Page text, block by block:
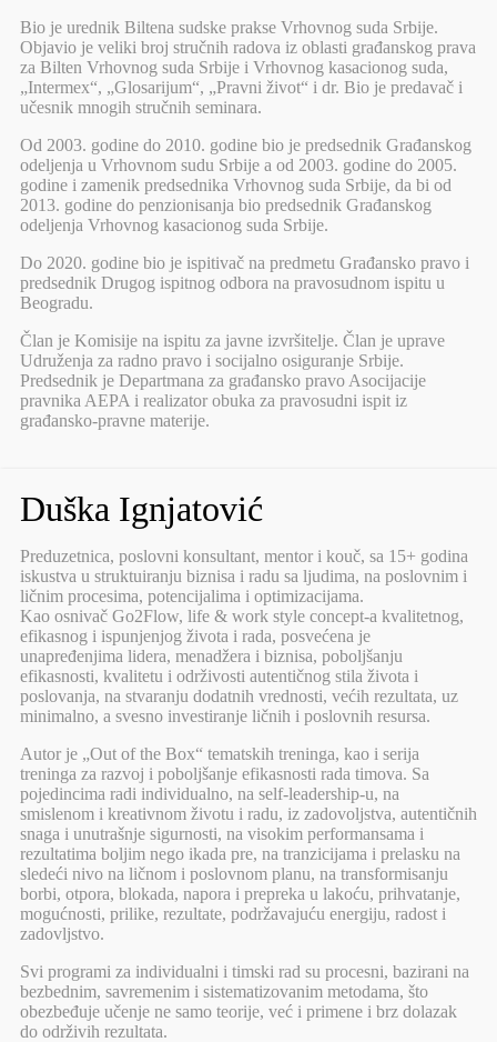
Bio je urednik Biltena sudske prakse Vrhovnog suda Srbije.
Objavio je veliki broj stručnih radova iz oblasti građanskog prava
za Bilten Vrhovnog suda Srbije i Vrhovnog kasacionog suda,
„Intermex“, „Glosarijum“, „Pravni život“ i dr. Bio je predavač i
učesnik mnogih stručnih seminara.
Od 2003. godine do 2010. godine bio je predsednik Građanskog
odeljenja u Vrhovnom sudu Srbije a od 2003. godine do 2005.
godine i zamenik predsednika Vrhovnog suda Srbije, da bi od
2013. godine do penzionisanja bio predsednik Građanskog
odeljenja Vrhovnog kasacionog suda Srbije.
Do 2020. godine bio je ispitivač na predmetu Građansko pravo i
predsednik Drugog ispitnog odbora na pravosudnom ispitu u
Beogradu.
Član je Komisije na ispitu za javne izvršitelje. Član je uprave
Udruženja za radno pravo i socijalno osiguranje Srbije.
Predsednik je Departmana za građansko pravo Asocijacije
pravnika AEPA i realizator obuka za pravosudni ispit iz
građansko-pravne materije.
Duška Ignjatović
Preduzetnica, poslovni konsultant, mentor i kouč, sa 15+ godina
iskustva u struktuiranju biznisa i radu sa ljudima, na poslovnim i
ličnim procesima, potencijalima i optimizacijama.
Kao osnivač Go2Flow, life & work style concept-a kvalitetnog,
efikasnog i ispunjenjog života i rada, posvećena je
unapređenjima lidera, menadžera i biznisa, poboljšanju
efikasnosti, kvalitetu i održivosti autentičnog stila života i
poslovanja, na stvaranju dodatnih vrednosti, većih rezultata, uz
minimalno, a svesno investiranje ličnih i poslovnih resursa.
Autor je „Out of the Box“ tematskih treninga, kao i serija
treninga za razvoj i poboljšanje efikasnosti rada timova. Sa
pojedincima radi individualno, na self-leadership-u, na
smislenom i kreativnom životu i radu, iz zadovoljstva, autentičnih
snaga i unutrašnje sigurnosti, na visokim performansama i
rezultatima boljim nego ikada pre, na tranzicijama i prelasku na
sledeći nivo na ličnom i poslovnom planu, na transformisanju
borbi, otpora, blokada, napora i prepreka u lakoću, prihvatanje,
mogućnosti, prilike, rezultate, podržavajuću energiju, radost i
zadovljstvo.
Svi programi za individualni i timski rad su procesni, bazirani na
bezbednim, savremenim i sistematizovanim metodama, što
obezbeđuje učenje ne samo teorije, već i primene i brz dolazak
do održivih rezultata.